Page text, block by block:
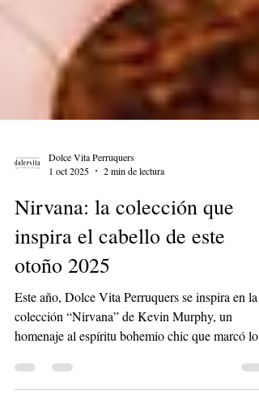
Dolce Vita Perruquers
1 oct 2025
2 min de lectura
Nirvana: la colección que
inspira el cabello de este
otoño 2025
colección “Nirvana” de Kevin Murphy, un
homenaje al espíritu bohemio chic que marcó los